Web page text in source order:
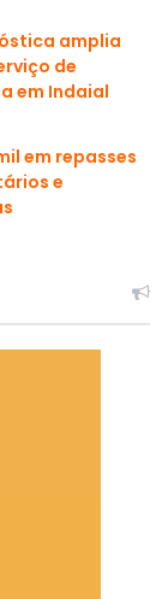
amplia
de
em Indaial
em repasses
e